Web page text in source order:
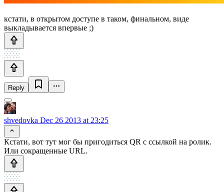
кстати, в открытом доступе в таком, финальном, виде
выкладывается впервые ;)
Reply
shvedovka Dec 26 2013 at 23:25
Кстати, вот тут мог бы пригодиться QR с ссылкой на ролик.
Или сокращенные URL.